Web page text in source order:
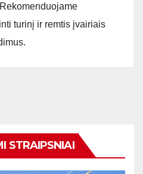
turinį ir remtis įvairiais
STRAIPSNIAI